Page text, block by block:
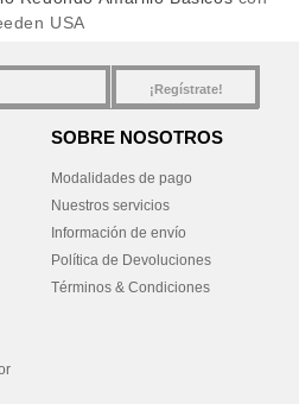
USA
¡Regístrate!
SOBRE NOSOTROS
Modalidades de pago
Nuestros servicios
Información de envío
Política de Devoluciones
Términos & Condiciones